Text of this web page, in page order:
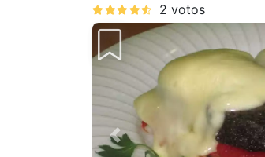
Anterior